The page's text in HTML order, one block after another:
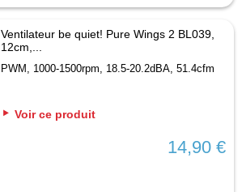
Ventilateur be quiet! Pure Wings 2 BL039,
12cm,...
PWM, 1000-1500rpm, 18.5-20.2dBA, 51.4cfm
Voir ce produit
14,90 €